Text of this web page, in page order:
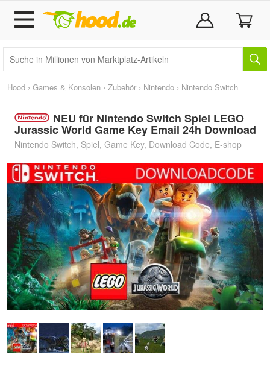
Hood › Games & Konsolen › Zubehör › Nintendo › Nintendo Switch
NEU für Nintendo Switch Spiel LEGO
Jurassic World Game Key Email 24h Download
Nintendo Switch, Spiel, Game Key, Download Code, E-shop
Doppelt antippen zum
vergrößern